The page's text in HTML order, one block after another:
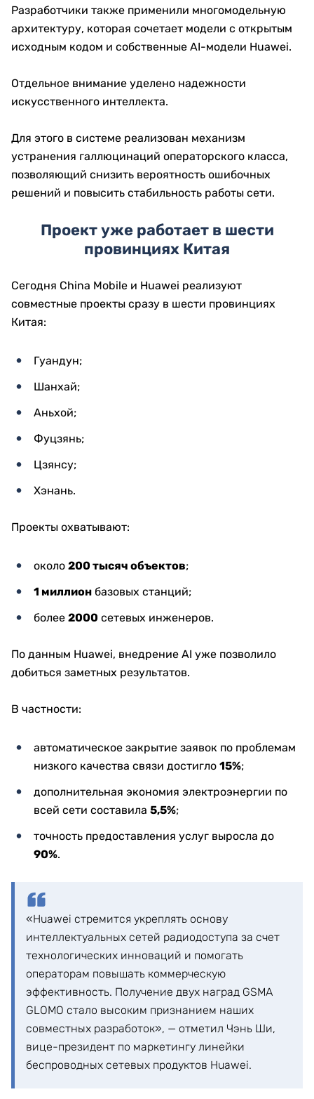
Разработчики также применили многомодельную
архитектуру, которая сочетает модели с открытым
исходным кодом и собственные AI-модели Huawei.
Отдельное внимание уделено надежности
искусственного интеллекта.
Для этого в системе реализован механизм
устранения галлюцинаций операторского класса,
позволяющий снизить вероятность ошибочных
решений и повысить стабильность работы сети.
Проект уже работает в шести
провинциях Китая
Сегодня China Mobile и Huawei реализуют
совместные проекты сразу в шести провинциях
Китая:
Гуандун;
Шанхай;
Аньхой;
Фуцзянь;
Цзянсу;
Хэнань.
Проекты охватывают:
около 200 тысяч объектов;
1 миллион базовых станций;
более 2000 сетевых инженеров.
По данным Huawei, внедрение AI уже позволило
добиться заметных результатов.
В частности:
автоматическое закрытие заявок по проблемам
низкого качества связи достигло 15%;
дополнительная экономия электроэнергии по
всей сети составила 5,5%;
точность предоставления услуг выросла до
90%.
«Huawei стремится укреплять основу
интеллектуальных сетей радиодоступа за счет
технологических инноваций и помогать
операторам повышать коммерческую
эффективность. Получение двух наград GSMA
GLOMO стало высоким признанием наших
совместных разработок», — отметил Чэнь Ши,
вице-президент по маркетингу линейки
беспроводных сетевых продуктов Huawei.